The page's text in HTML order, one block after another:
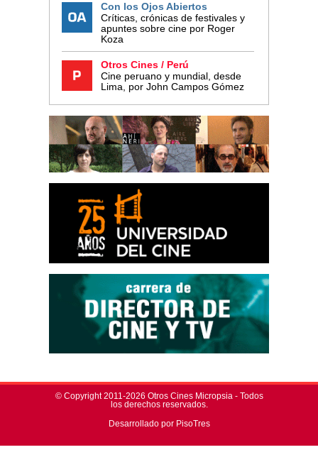
Con los Ojos Abiertos
Críticas, crónicas de festivales y
apuntes sobre cine por Roger
Koza
Otros Cines / Perú
Cine peruano y mundial, desde
Lima, por John Campos Gómez
© Copyright 2011-2026 Otros Cines Micropsia - Todos
los derechos reservados.
Desarrollado por PisoTres